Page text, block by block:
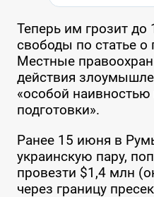
Теперь им грозит до
свободы по статье о
Местные
действия
«особой
подготовки».
Ранее 15 июня в
украинскую пару,
провезти $1,4 млн
через границу